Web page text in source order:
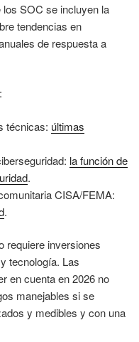
SOC se incluyen la
tendencias en
de respuesta a
técnicas: últimas
la función de
.
CISA/FEMA:
.
requiere inversiones
tecnología. Las
en cuenta en 2026 no
manejables si se
y medibles y con una